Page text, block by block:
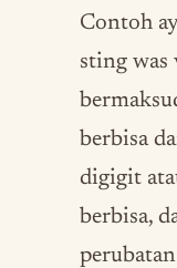
Contoh
sting was
berbisa
digigit
berbisa,